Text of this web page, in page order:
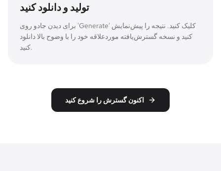
تولید و دانلود کنید
برای دیدن جادو روی 'Generate' کلیک کنید. نتیجه را پیش‌نمایش
کنید و نسخه گسترش‌یافته موردعلاقه خود را با وضوح بالا دانلود
کنید.
اکنون گسترش را شروع کنید